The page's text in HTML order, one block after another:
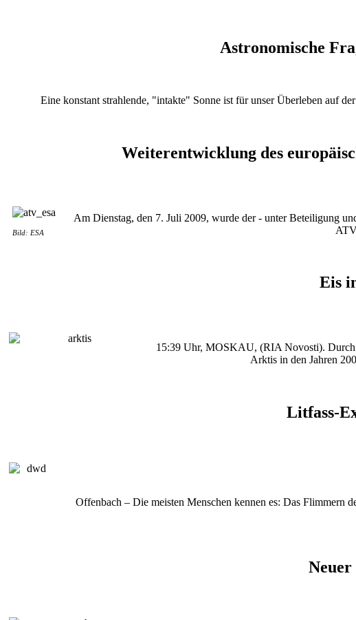
Astronomische
Eine konstant strahlende, "intakte" Sonne ist für unser Überleben auf
Weiterentwicklung des
Bild: ESA
Am Dienstag, den 7. Juli 2009, wurde der - unter Beteiligung
Eis
15:39 Uhr, MOSKAU, (RIA Novosti). Durch
Arktis in den Jahren
Litfass-
Offenbach – Die meisten Menschen kennen es: Das Flimmern